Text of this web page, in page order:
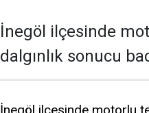
İnegöl ilçesinde
dalgınlık sonucu